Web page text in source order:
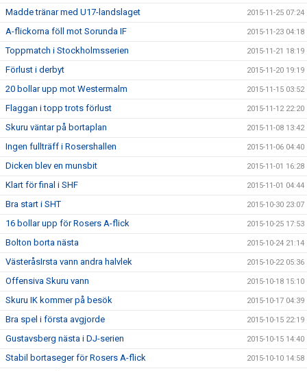
Madde tränar med U17-landslaget 2015-11-25 07:24
A-flickorna föll mot Sorunda IF 2015-11-23 04:18
Toppmatch i Stockholmsserien 2015-11-21 18:19
Förlust i derbyt 2015-11-20 19:19
20 bollar upp mot Westermalm 2015-11-15 03:52
Flaggan i topp trots förlust 2015-11-12 22:20
Skuru väntar på bortaplan 2015-11-08 13:42
Ingen fullträff i Rosershallen 2015-11-06 04:40
Dicken blev en munsbit 2015-11-01 16:28
Klart för final i SHF 2015-11-01 04:44
Bra start i SHT 2015-10-30 23:07
16 bollar upp för Rosers A-flick 2015-10-25 17:53
Bolton borta nästa 2015-10-24 21:14
VästeråsIrsta vann andra halvlek 2015-10-22 05:36
Offensiva Skuru vann 2015-10-18 15:10
Skuru IK kommer på besök 2015-10-17 04:39
Bra spel i första avgjorde 2015-10-15 22:19
Gustavsberg nästa i DJ-serien 2015-10-15 14:40
Stabil bortaseger för Rosers A-flick 2015-10-10 14:58